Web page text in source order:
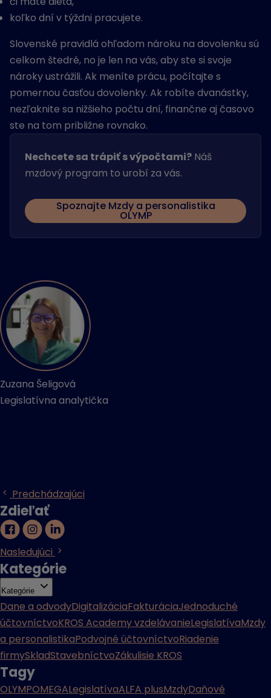
koľko dní v týždni pracujete.
Slovenské pravidlá ohľadom nároku na dovolenku sú
celkom štedré, no je len na vás, aby ste si svoje
nároky ustrážili. Ak meníte prácu, počítajte s
pomernou časťou dovolenky. Ak robíte dvanástky,
nezľaknite sa nižšieho počtu dní, finančne aj časovo
ste na tom približne rovnako.
Nechcete sa trápiť s výpočtami? Náš
mzdový program to urobí za vás.
Spoznajte Mzdy a personalistika
OLYMP
Zuzana Šeligová
Legislatívna analytička
Predchádzajúci
Zdieľať
Nasledujúci
Kategórie
Kategórie
Dane a odvodyDigitalizáciaFakturáciaJednoduché
účtovníctvoKROS Academy vzdelávanieLegislatívaMzdy
a personalistikaPodvojné účtovníctvoRiadenie
firmySkladStavebníctvoZákulisie KROS
Tagy
OLYMPOMEGALegislatívaALFA plusMzdyDaňové